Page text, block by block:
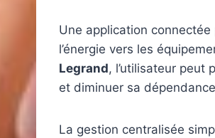
Une application
l’énergie vers les
Legrand, l’utilisateur peut
et diminuer sa
La gestion centralisée